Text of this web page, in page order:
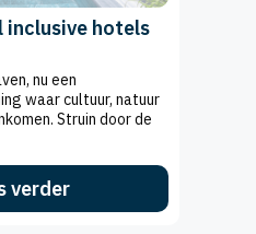
inclusive hotels
nu een
waar cultuur, natuur
Struin door de
verder